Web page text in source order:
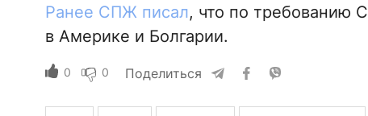
Ранее СПЖ писал, что по требованию
в Америке и Болгарии.
0 0 Поделиться